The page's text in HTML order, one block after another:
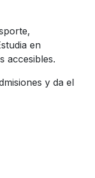
en
accesibles.
y da el